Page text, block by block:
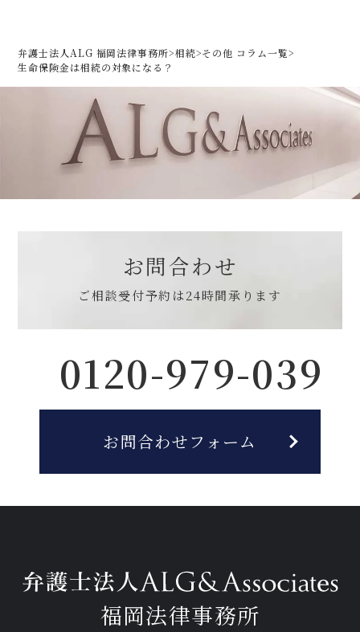
弁護士法人ALG 福岡法律事務所>相続>その他 コラム一覧>
生命保険金は相続の対象になる？
お問合わせ
ご相談受付予約は24時間承ります
0120-979-039
お問合わせフォーム
福岡法律事務所